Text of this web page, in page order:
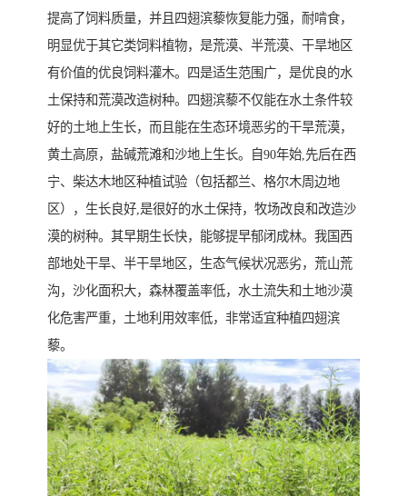
提高了饲料质量，并且四翅滨藜恢复能力强，耐啃食，
明显优于其它类饲料植物，是荒漠、半荒漠、干旱地区
有价值的优良饲料灌木。四是适生范围广，是优良的水
土保持和荒漠改造树种。四翅滨藜不仅能在水土条件较
好的土地上生长，而且能在生态环境恶劣的干旱荒漠，
黄土高原，盐碱荒滩和沙地上生长。自90年始,先后在西
宁、柴达木地区种植试验（包括都兰、格尔木周边地
区），生长良好,是很好的水土保持，牧场改良和改造沙
漠的树种。其早期生长快，能够提早郁闭成林。我国西
部地处干旱、半干旱地区，生态气候状况恶劣，荒山荒
沟，沙化面积大，森林覆盖率低，水土流失和土地沙漠
化危害严重，土地利用效率低，非常适宜种植四翅滨
藜。